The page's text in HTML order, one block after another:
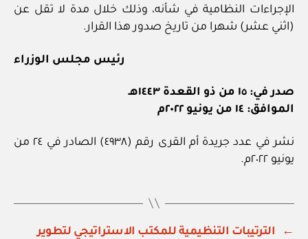
الإجراءات النظامية في شأنه، وذلك خلال مدة لا تقل عن
(اثني عشر) شهرا من تاريخ صدور هذا القرار.
رئيس مجلس الوزراء
صدر في: ١٥ من ذو القعدة ١٤٤٣هـ
الموافق: ١٤ من يونيو ٢٠٢٢م
نشر في عدد جريدة أم القرى رقم (٤٩٣٨) الصادر في ٢٤ من
يونيو ٢٠٢٢م.
←
الترتيبات التنظيمية للمكتب الاستراتيجي لتطوير